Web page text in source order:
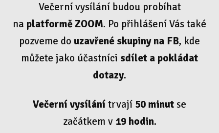
Večerní vysílání budou probíhat
na platformě ZOOM. Po přihlášení Vás také
pozveme do uzavřené skupiny na FB, kde
můžete jako účastníci sdílet a pokládat
dotazy.
Večerní vysílánítrvají 50 minutse
začátkem v 19 hodin.